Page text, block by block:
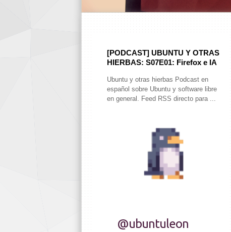
[PODCAST] UBUNTU Y OTRAS
HIERBAS: S07E01: Firefox e IA
Ubuntu y otras hierbas Podcast en
español sobre Ubuntu y software libre
en general. Feed RSS directo para ...
@ubuntuleon